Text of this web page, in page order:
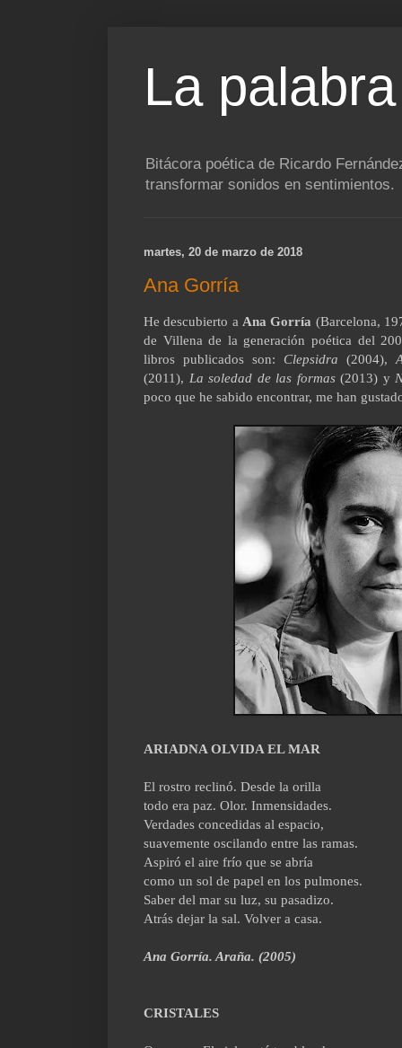
La
Bitácora poética de Ricardo
transformar sonidos en sentimientos.
martes, 20 de marzo de 2018
Ana Gorría
He descubierto a Ana Gorría (Barcelona,
de Villena de la generación poética del
libros publicados son: Clepsidra (2004),
(2011), La soledad de las formas(2013) y
poco que he sabido encontrar, me han
ARIADNA OLVIDA EL MAR
El rostro reclinó. Desde la orilla
todo era paz. Olor. Inmensidades.
Verdades concedidas al espacio,
suavemente oscilando entre las ramas.
Aspiró el aire frío que se abría
como un sol de papel en los pulmones.
Saber del mar su luz, su pasadizo.
Atrás dejar la sal. Volver a casa.
Ana Gorría. Araña. (2005)
CRISTALES